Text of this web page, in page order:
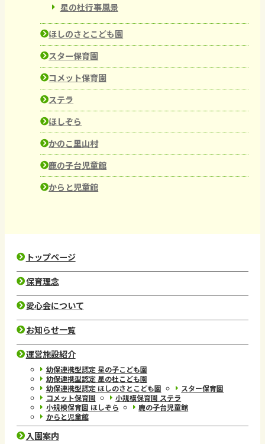
星の杜行事風景
ほしのさとこども園
スター保育園
コメット保育園
ステラ
ほしぞら
かのこ里山村
鹿の子台児童館
からと児童館
トップページ
保育理念
愛心会について
お知らせ一覧
運営施設紹介
幼保連携型認定 星の子こども園
幼保連携型認定 星の杜こども園
幼保連携型認定 ほしのさとこども園
スター保育園
コメット保育園
小規模保育園 ステラ
小規模保育園 ほしぞら
鹿の子台児童館
からと児童館
入園案内